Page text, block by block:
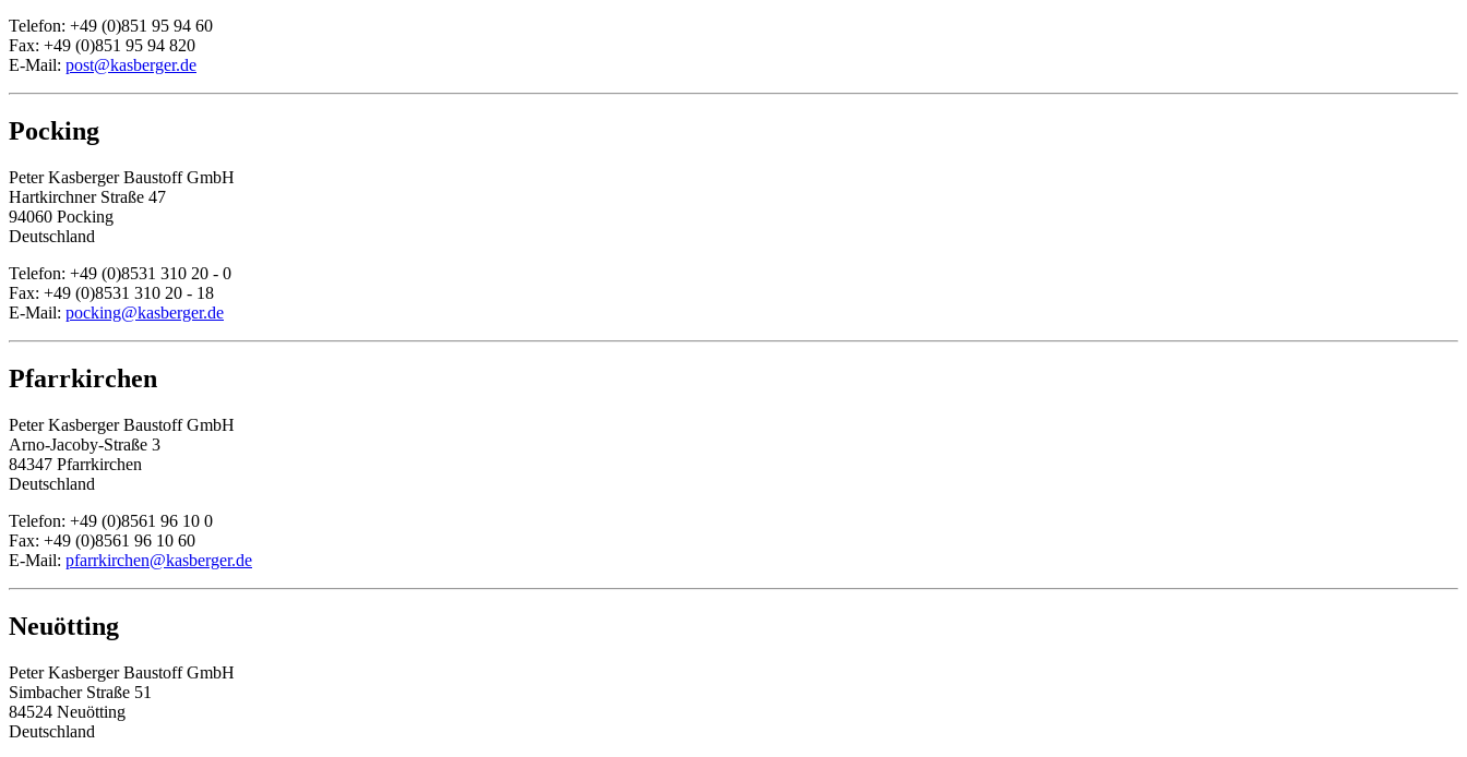
Telefon: +49 (0)851 95 94 60
Fax: +49 (0)851 95 94 820
E-Mail: post@kasberger.de
Pocking
Peter Kasberger Baustoff GmbH
Hartkirchner Straße 47
94060 Pocking
Deutschland
Telefon: +49 (0)8531 310 20 - 0
Fax: +49 (0)8531 310 20 - 18
E-Mail: pocking@kasberger.de
Pfarrkirchen
Peter Kasberger Baustoff GmbH
Arno-Jacoby-Straße 3
84347 Pfarrkirchen
Deutschland
Telefon: +49 (0)8561 96 10 0
Fax: +49 (0)8561 96 10 60
E-Mail: pfarrkirchen@kasberger.de
Neuötting
Peter Kasberger Baustoff GmbH
Simbacher Straße 51
84524 Neuötting
Deutschland